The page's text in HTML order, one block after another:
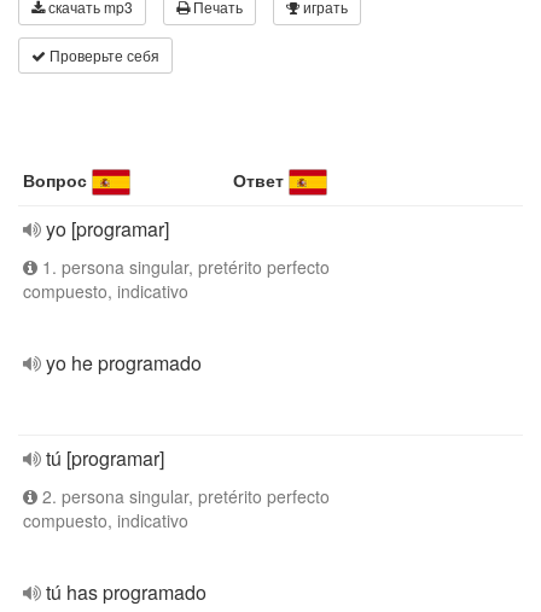
скачать mp3 Печать играть
Проверьте себя
Вопрос Ответ
yo [programar]
1. persona singular, pretérito perfecto
compuesto, indicativo
yo he programado
tú [programar]
2. persona singular, pretérito perfecto
compuesto, indicativo
tú has programado